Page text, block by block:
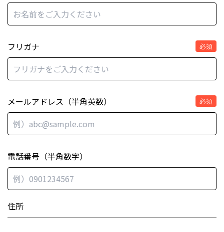
フリガナ 必須
メールアドレス（半角英数） 必須
電話番号（半角数字）
住所